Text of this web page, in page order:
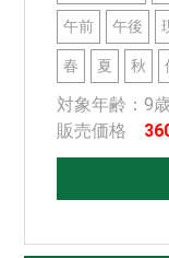
午前 午後
春 夏 秋
対象年齢：9
販売価格